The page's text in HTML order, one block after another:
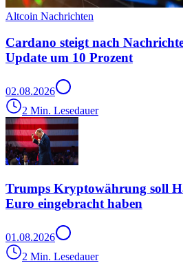
Altcoin Nachrichten
Cardano steigt nach
Update um 10 Prozent
02.08.2026
2 Min. Lesedauer
Trumps Kryptowährung soll
Euro eingebracht haben
01.08.2026
2 Min. Lesedauer